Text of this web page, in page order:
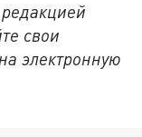
свои
электронную